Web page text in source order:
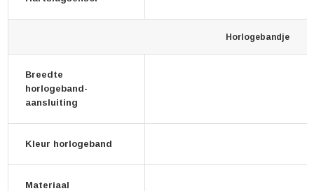
Horlogebandje
Breedte
horlogeband-
aansluiting
Kleur horlogeband
Materiaal